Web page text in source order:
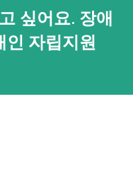
싶어요. 장애
인 자립지원